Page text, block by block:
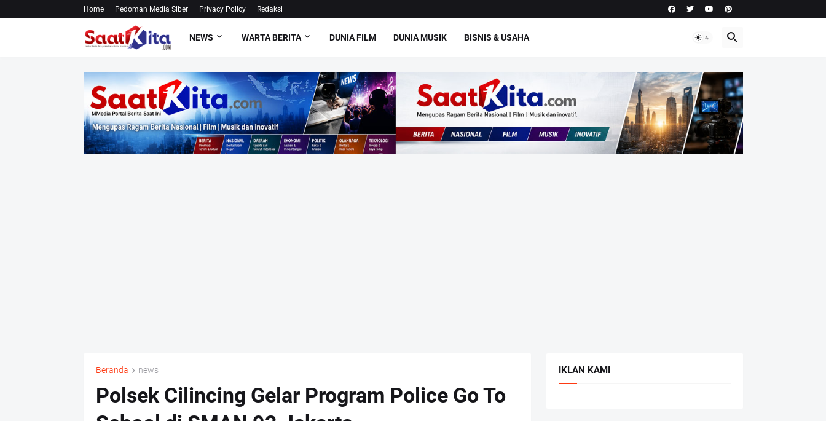
Home Pedoman Media Siber Privacy Policy Redaksi
NEWS WARTA BERITA DUNIA FILM DUNIA MUSIK BISNIS & USAHA
Beranda news
Polsek Cilincing Gelar Program Police Go To
IKLAN KAMI